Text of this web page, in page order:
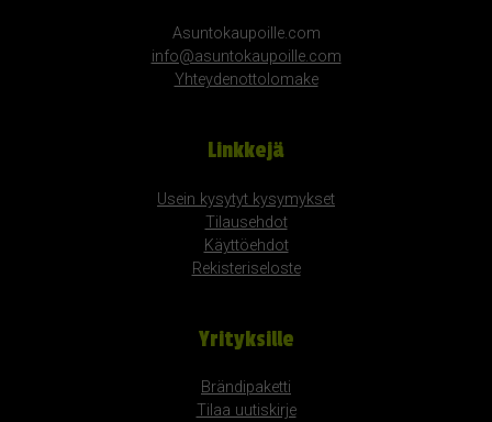
Asuntokaupoille.com
info@asuntokaupoille.com
Yhteydenottolomake
Linkkejä
Usein kysytyt kysymykset
Tilausehdot
Käyttöehdot
Rekisteriseloste
Yrityksille
Brändipaketti
Tilaa uutiskirje